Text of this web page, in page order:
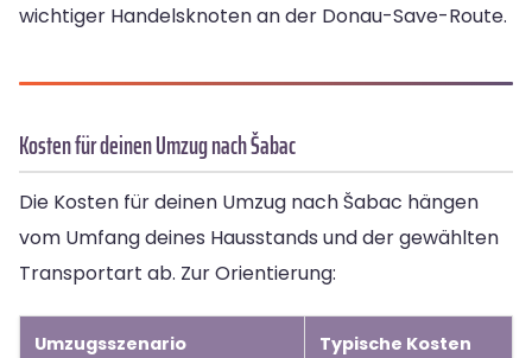
wichtiger Handelsknoten an der Donau-Save-Route.
Kosten für deinen Umzug nach Šabac
Die Kosten für deinen Umzug nach Šabac hängen
vom Umfang deines Hausstands und der gewählten
Transportart ab. Zur Orientierung:
Umzugsszenario Typische Kosten